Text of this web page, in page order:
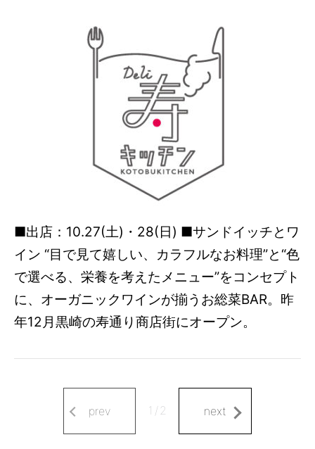
■出店：10.27(土)・28(日) ■サンドイッチとワ
イン “目で見て嬉しい、カラフルなお料理”と“色
で選べる、栄養を考えたメニュー”をコンセプト
に、オーガニックワインが揃うお総菜BAR。昨
年12月黒崎の寿通り商店街にオープン。
prev 1 / 2 next